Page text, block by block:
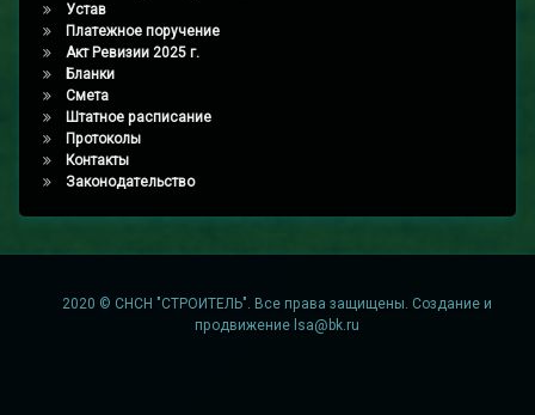
Устав
Платежное поручение
Акт Ревизии 2025 г.
Бланки
Смета
Штатное расписание
Протоколы
Контакты
Законодательство
2020 © СНСН "СТРОИТЕЛЬ". Все права защищены. Создание и
продвижение lsa@bk.ru